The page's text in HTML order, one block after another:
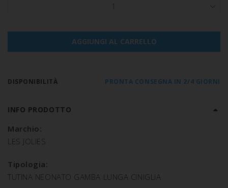
1
AGGIUNGI AL CARRELLO
DISPONIBILITÀ PRONTA CONSEGNA IN 2/4 GIORNI
INFO PRODOTTO
Marchio:
LES JOLIES
Tipologia:
TUTINA NEONATO GAMBA LUNGA CINIGLIA